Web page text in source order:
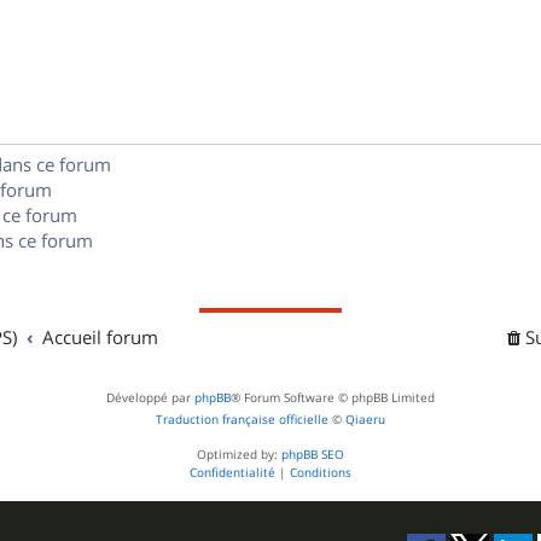
e
ce forum
forum
ce forum
Accueil forum
Développé par phpBB® Forum Software © phpBB Limited
Traduction française officielle © Qiaeru
Optimized by: phpBB SEO
Confidentialité | Conditions